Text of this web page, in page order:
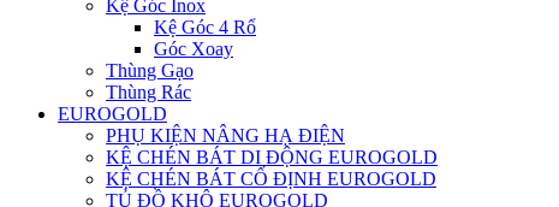
Kệ Góc Inox
Kệ Góc 4 Rổ
Góc Xoay
Thùng Gạo
Thùng Rác
EUROGOLD
PHỤ KIỆN NÂNG HẠ ĐIỆN
KỆ CHÉN BÁT DI ĐỘNG EUROGOLD
KỆ CHÉN BÁT CỐ ĐỊNH EUROGOLD
TỦ ĐỒ KHÔ EUROGOLD